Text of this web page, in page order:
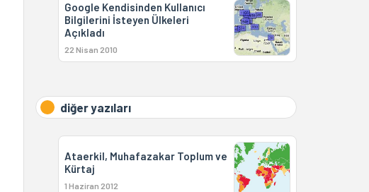
Google Kendisinden Kullanıcı
Bilgilerini İsteyen Ülkeleri
Açıkladı
22 Nisan 2010
diğer yazıları
Ataerkil, Muhafazakar Toplum ve
Kürtaj
1 Haziran 2012